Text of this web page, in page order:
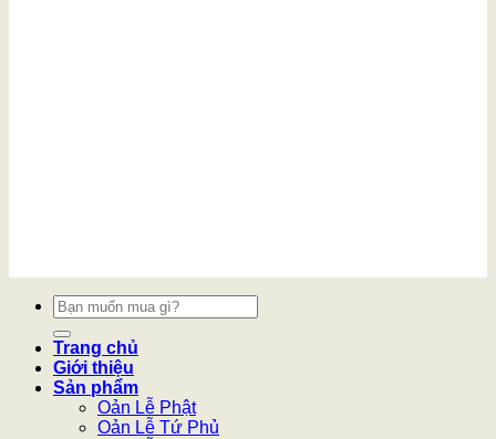
Tìm
kiếm:
Trang chủ
Giới thiệu
Sản phẩm
Oản Lễ Phật
Oản Lễ Tứ Phủ